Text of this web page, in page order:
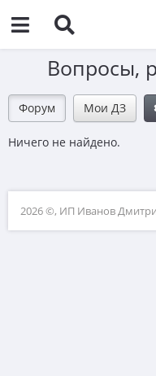
Вопросы,
Форум Мои ДЗ
Ничего не найдено.
2026 ©, ИП Иванов